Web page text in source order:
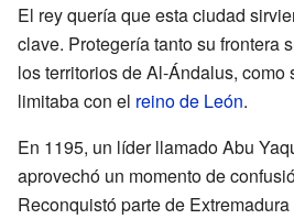
El rey quería que esta ciudad
clave. Protegería tanto su frontera
los territorios de Al-Ándalus, como
limitaba con el reino de León.
En 1195, un líder llamado Abu
aprovechó un momento de
Reconquistó parte de